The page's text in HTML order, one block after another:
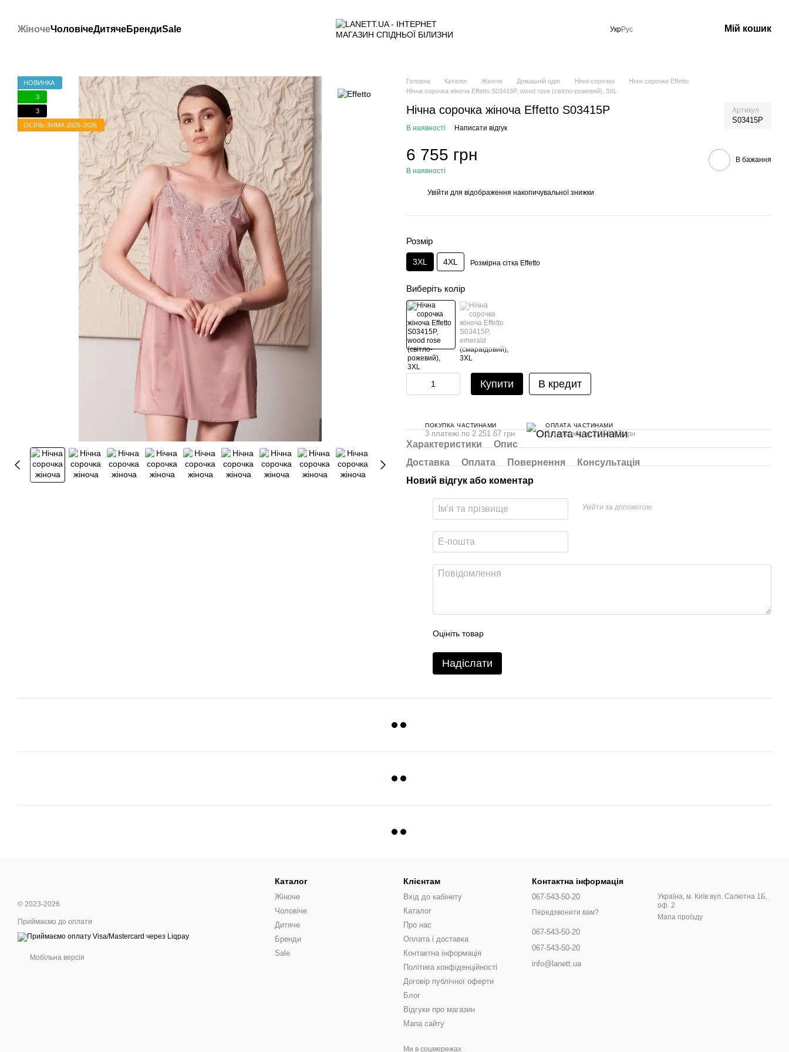
ЖіночеЧоловічеДитячеБрендиSale УкрРус Мій кошик
НОВИНКА
3
3
ОСІНЬ-ЗИМА 2025-2026
Головна Каталог Жіноче Домашній одяг Нічні сорочки
Нічні сорочки Effetto
Нічна сорочка жіноча Effetto S03415P, wood rose (світло-рожевий), 3XL
Нічна сорочка жіноча Effetto S03415P Артикул
S03415P
В наявності Написати відгук
6 755 грн
В наявності
В бажання
Увійти для відображення накопичувальної знижки
Розмір
3XL 4XL Розмірна сітка Effetto
Виберіть колір
Купити В кредит
ПОКУПКА ЧАСТИНАМИ
3 платежі по 2 251.67 грн
ОПЛАТА ЧАСТИНАМИ
3 платежі по 2 251.67 грн
Характеристики
Опис
Доставка
Оплата Повернення
Консультація
Новий відгук або коментар
Увійти за допомогою
Оцініть товар
Надіслати
© 2023-2026
Приймаємо до оплати
Мобільна версія
Каталог
Жіноче
Чоловіче
Дитяче
Бренди
Sale
Клієнтам
Вхід до кабінету
Каталог
Про нас
Оплата і доставка
Контактна інформація
Політика конфіденційності
Договір публічної оферти
Блог
Відгуки про магазин
Мапа сайту
Ми в соцмережах
Контактна інформація
067-543-50-20
Передзвонити вам?
067-543-50-20
067-543-50-20
info@lanett.ua
Україна, м. Київ вул. Салютна 1Б,
оф. 2
Мапа проїзду